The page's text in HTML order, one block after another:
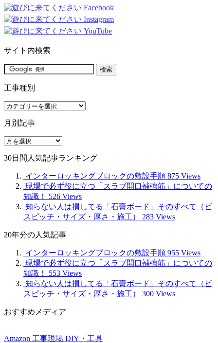
サイト内検索
工事種別
工
種
別
月別記事
月
記
30日間人気記事ランキング
インターロッキングブロックの敷設手順 875 Views
現場で必ず役に立つ「スラブ開口補強筋」についての
知識！
526 Views
知らない人は損してる「石膏ボード」そのすべて（ビ
スピッチ・サイズ・厚さ・施工）
283 Views
20年分の人気記事
インターロッキングブロックの敷設手順 955 Views
現場で必ず役に立つ「スラブ開口補強筋」についての
知識！
553 Views
知らない人は損してる「石膏ボード」そのすべて（ビ
スピッチ・サイズ・厚さ・施工）
300 Views
おすすめメディア
Amazon 工事現場 DIY・工具